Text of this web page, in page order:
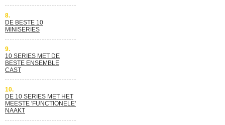
8.
DE BESTE 10
MINISERIES
9.
10 SERIES MET DE
BESTE ENSEMBLE
CAST
10.
DE 10 SERIES MET HET
MEESTE 'FUNCTIONELE'
NAAKT